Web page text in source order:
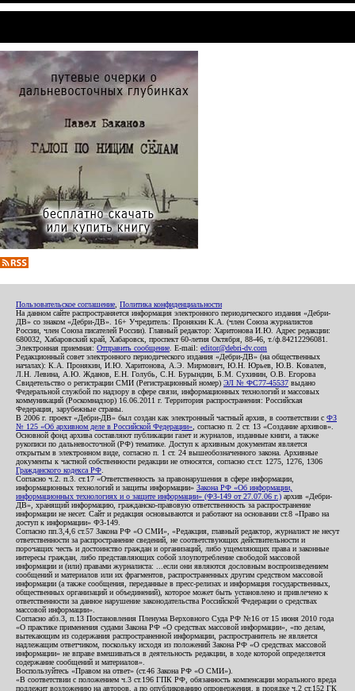
Пользовательское соглашение Политика конфиденциальности
На данном сайте распространяется информация электронного периодического издания «Дебри-
ДВ» со знаком «Дебри-ДВ». 16+ Учредитель: Пронякин К.А. (член Союза журналистов
России, член Союза писателей России). Главный редактор: Харитонова И.Ю. Адрес редакции:
680032, Хабаровский край, Хабаровск, проспект 60-летия Октября, 88-46, т./ф.84212296081.
Электронная приемная: Отправить сообщение . E-mail: editor@debri-dv.com
Редакционный совет электронного периодического издания «Дебри-ДВ» (на общественных
началах): К.А. Пронякин, И.Ю. Харитонова, А.Э. Мирмович, Ю.Н. Юрьев, Ю.В. Ковалев,
Л.Н. Левина, А.Ю. Жданов, Е.Н. Голубь, С.Н. Бурындин, Б.М. Сухинин, О.В. Егорова
Свидетельство о регистрации СМИ (Регистрационный номер) ЭЛ № ФС77-45537 выдано
Федеральной службой по надзору в сфере связи, информационных технологий и массовых
коммуникаций (Роскомнадзор) 16.06.2011 г. Территория распространения: Российская
Федерация, зарубежные страны.
В 2006 г. проект «Дебри-ДВ» был создан как электронный частный архив, в соответствии с ФЗ
№ 125 «Об архивном деле в Российской Федерации» , согласно п. 2 ст. 13 «Создание архивов».
Основной фонд архива составляют публикации газет и журналов, изданные книги, а также
рукописи по дальневосточной (РФ) тематике. Доступ к архивным документам является
открытым в электронном виде, согласно п. 1 ст. 24 вышеобозначенного закона. Архивные
документы к частной собственности редакции не относятся, согласно ст.ст. 1275, 1276, 1306
Гражданского кодекса РФ
Согласно ч.2. п.3. ст.17 «Ответственность за правонарушения в сфере информации,
информационных технологий и защиты информации» Закона РФ «Об информации,
информационных технологиях и о защите информации» (ФЗ-149 от 27.07.06 г.) архив «Дебри-
ДВ», хранящий информацию, гражданско-правовую ответственность за распространение
информации не несет. Сайт и редакция основываются и работают на основании ст.8 «Право на
доступ к информации» ФЗ-149.
Согласно пп.3,4,6 ст.57 Закона РФ «О СМИ», «Редакция, главный редактор, журналист не несут
ответственности за распространение сведений, не соответствующих действительности и
порочащих честь и достоинство граждан и организаций, либо ущемляющих права и законные
интересы граждан, либо представляющих собой злоупотребление свободой массовой
информации и (или) правами журналиста: ...если они являются дословным воспроизведением
сообщений и материалов или их фрагментов, распространенных другим средством массовой
информации (а также сообщения, переданные в пресс-релизах и информация государственных,
общественных организаций и объединений), которое может быть установлено и привлечено к
ответственности за данное нарушение законодательства Российской Федерации о средствах
массовой информации».
Согласно абз.3, п.13 Постановления Пленума Верховного Суда РФ №16 от 15 июня 2010 года
«О практике применения судами Закона РФ «О средствах массовой информации», «по делам,
вытекающим из содержания распространенной информации, распространитель не является
надлежащим ответчиком, поскольку исходя из положений Закона РФ «О средствах массовой
информации» не вправе вмешиваться в деятельность редакции, в ходе которой определяется
содержание сообщений и материалов».
Воспользуйтесь «Правом на ответ» (ст.46 Закона РФ «О СМИ»).
«В соответствии с положением ч.3 ст.196 ГПК РФ, обязанность компенсации морального вреда
подлежит возложению на авторов, а по опубликованию опровержения, в порядке ч.2 ст.152 ГК